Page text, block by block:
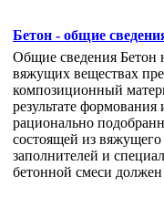
Бетон - общие
Общие сведения Бетон
вяжущих веществах
композиционный
результате формования
рационально
состоящей из
заполнителей и
бетонной смеси должен